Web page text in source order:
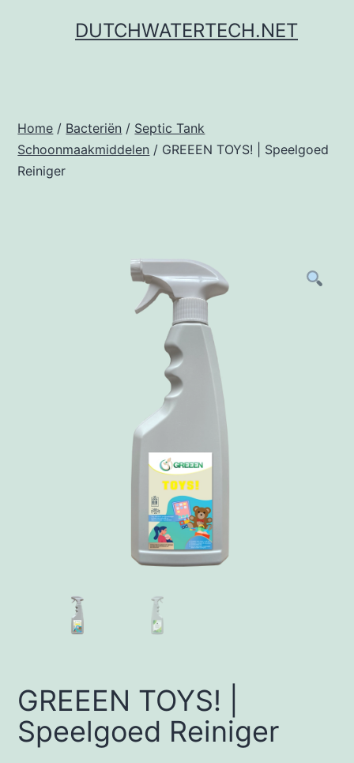
DUTCHWATERTECH.NET
Home / Bacteriën / Septic Tank
Schoonmaakmiddelen / GREEEN TOYS! | Speelgoed
Reiniger
GREEEN TOYS! |
Speelgoed Reiniger